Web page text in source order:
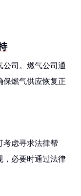
公司。燃气公司通
保燃气供应恢复正
考虑寻求法律帮
，必要时通过法律